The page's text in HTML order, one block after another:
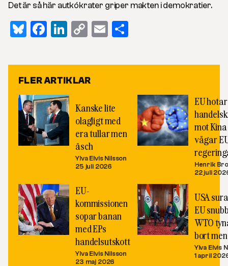
Det är så här autkókrater griper makten i demokratier.
Bluesky
Facebook
LinkedIn
CopyEmail
FLER ARTIKLAR
Kanske lite
olagligt med
era tullar men
äsch
Ylva Elvis Nilsson
25 juli 2026
EU
mot
vågar
Henrik
22 juli
EU-
kommissionen
sopar banan
med EPs
handelsutskott
Ylva Elvis Nilsson
23 maj 2026
USA
EU
WTO
bort
Ylva Elvis
1 april